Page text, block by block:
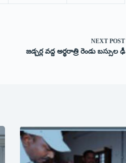
NEXTPOST
జడ్చర్ల వద్ద అర్థరాత్రి రెండు బస్సుల ఢీ